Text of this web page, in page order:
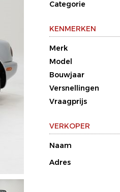
Categorie
KENMERKEN
Merk
Model
Bouwjaar
Versnellingen
Vraagprijs
VERKOPER
Naam
Adres